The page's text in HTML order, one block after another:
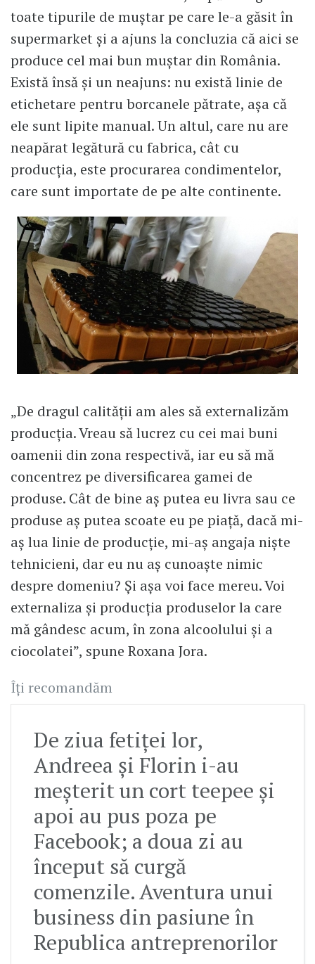
toate tipurile de muștar pe care le-a găsit în
supermarket și a ajuns la concluzia că aici se
produce cel mai bun muștar din România.
Există însă și un neajuns: nu există linie de
etichetare pentru borcanele pătrate, așa că
ele sunt lipite manual. Un altul, care nu are
neapărat legătură cu fabrica, cât cu
producția, este procurarea condimentelor,
care sunt importate de pe alte continente.
„De dragul calității am ales să externalizăm
producția. Vreau să lucrez cu cei mai buni
oamenii din zona respectivă, iar eu să mă
concentrez pe diversificarea gamei de
produse. Cât de bine aș putea eu livra sau ce
produse aș putea scoate eu pe piață, dacă mi-
aș lua linie de producție, mi-aș angaja niște
tehnicieni, dar eu nu aș cunoaște nimic
despre domeniu? Și așa voi face mereu. Voi
externaliza și producția produselor la care
mă gândesc acum, în zona alcoolului și a
ciocolatei”, spune Roxana Jora.
Îți recomandăm
De ziua fetiței lor,
Andreea și Florin i-au
meșterit un cort teepee și
apoi au pus poza pe
Facebook; a doua zi au
început să curgă
comenzile. Aventura unui
business din pasiune în
Republica antreprenorilor